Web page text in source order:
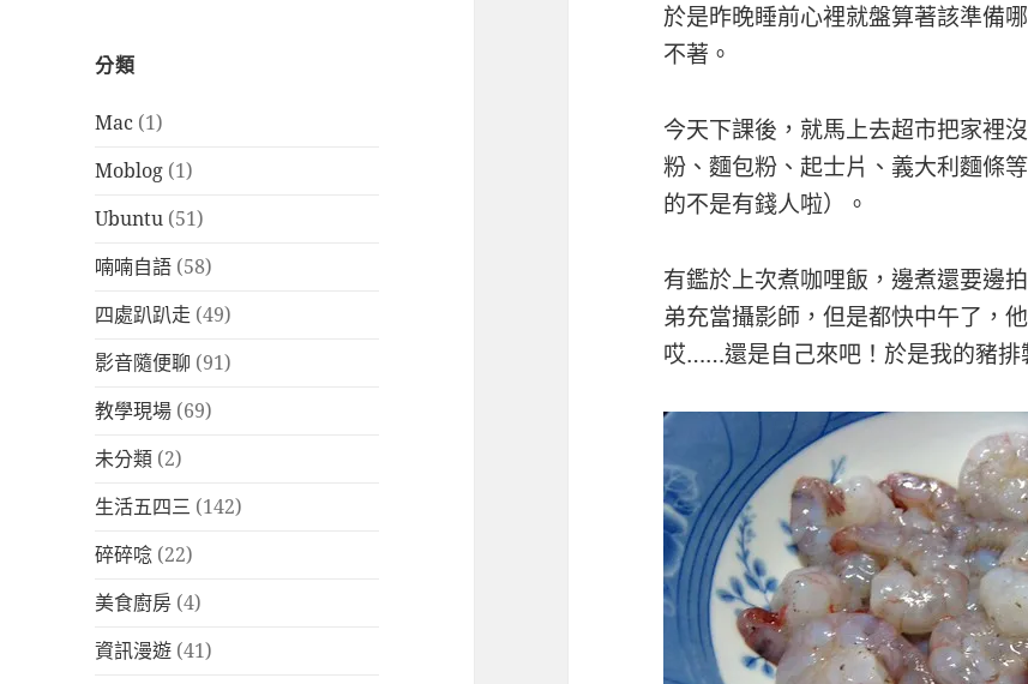
分類
Mac (1)
Moblog (1)
Ubuntu (51)
喃喃自語 (58)
四處趴趴走 (49)
影音隨便聊 (91)
教學現場 (69)
未分類 (2)
生活五四三 (142)
碎碎唸 (22)
美食廚房 (4)
資訊漫遊 (41)
於是昨晚睡前心裡就盤算著該準備
不著。
今天下課後，就馬上去超市把家裡
粉、麵包粉、起士片、義大利麵條
的不是有錢人啦）。
有鑑於上次煮咖哩飯，邊煮還要邊
弟充當攝影師，但是都快中午了
哎……還是自己來吧！於是我的豬排